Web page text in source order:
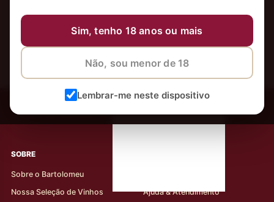
Sim, tenho 18 anos ou mais
Não, sou menor de 18
Lembrar-me neste dispositivo
‹ Meus Vinhos
Mais de 80.000 clientes apaixonados por nossos
rótulos
SOBRE
Sobre o Bartolomeu
Nossa Seleção de Vinhos
Ajuda & Atendimento